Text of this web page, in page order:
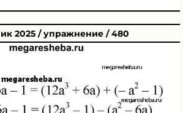
2025 / упражнение / 480